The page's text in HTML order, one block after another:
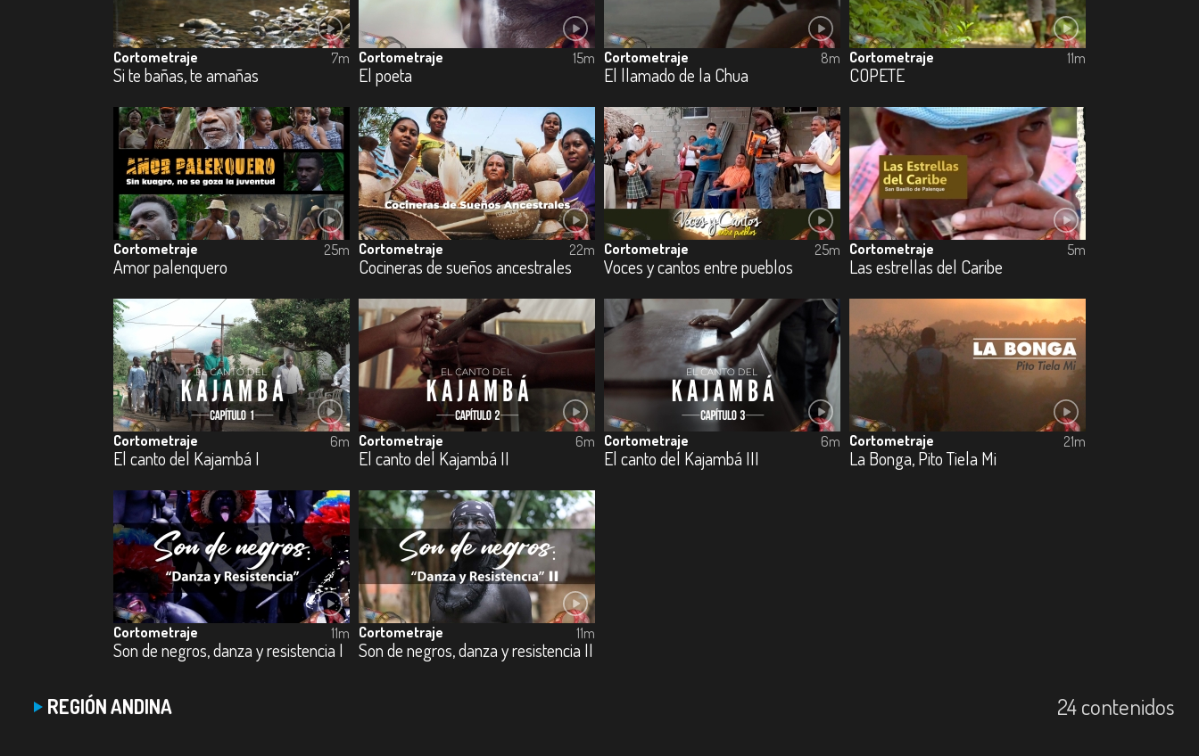
Cortometraje
Si te bañas, te amañas
7m Cortometraje
El poeta
15m Cortometraje
El llamado de la Chua
8m Cortometraje
COPETE
11m
Cortometraje
Amor palenquero
25m Cortometraje
Cocineras de sueños ancestrales
22m Cortometraje
Voces y cantos entre pueblos
25m Cortometraje
Las estrellas del Caribe
5m
Cortometraje
El canto del Kajambá I
6m Cortometraje
El canto del Kajambá II
6m Cortometraje
El canto del Kajambá III
6m Cortometraje
La Bonga, Pito Tiela Mi
21m
Cortometraje
Son de negros, danza y resistencia I
11m Cortometraje
Son de negros, danza y resistencia II
11m
REGIÓN ANDINA 24 contenidos